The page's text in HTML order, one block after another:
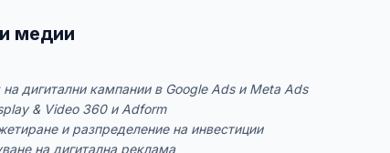
медии
дигитални кампании в Google Ads и Meta Ads
& Video 360 и Adform
и разпределение на инвестиции
на дигитална реклама